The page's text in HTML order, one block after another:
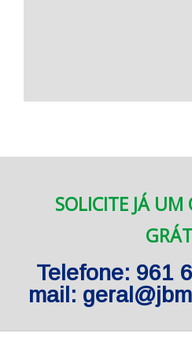
SOLICITE JÁ
Telefone: 961
mail: